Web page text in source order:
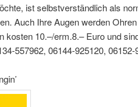
ist selbstverständlich als
Auch Ihre Augen werden
kosten 10.–/erm.8.– Euro und
557962, 06144-925120, 06152-